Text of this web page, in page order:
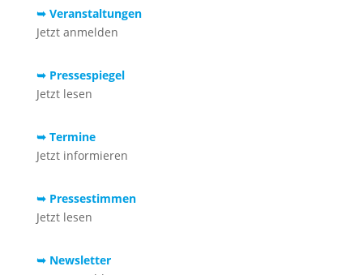
➥ Veranstaltungen
Jetzt anmelden
➥ Pressespiegel
Jetzt lesen
➥ Termine
Jetzt informieren
➥ Pressestimmen
Jetzt lesen
➥ Newsletter